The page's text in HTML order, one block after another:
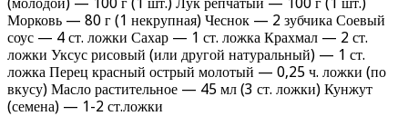
Морковь — 80 г (1 некрупная) Чеснок — 2 зубчика Соевый
соус — 4 ст. ложки Сахар — 1 ст. ложка Крахмал — 2 ст.
ложки Уксус рисовый (или другой натуральный) — 1 ст.
ложка Перец красный острый молотый — 0,25 ч. ложки (по
вкусу) Масло растительное — 45 мл (3 ст. ложки) Кунжут
(семена) — 1-2 ст.ложки